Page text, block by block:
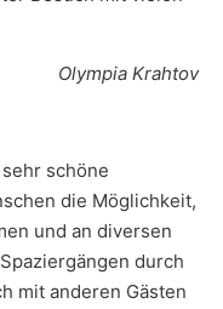
Olympia Krahtov
schöne
die Möglichkeit,
und an diversen
durch
mit anderen Gästen